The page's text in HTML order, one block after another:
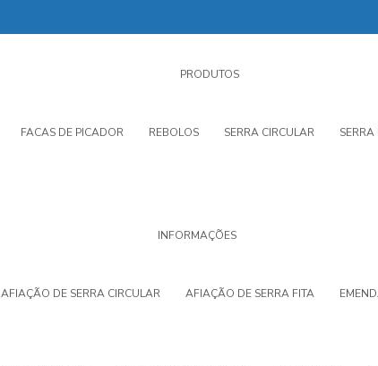
PRODUTOS
FACAS DE PICADOR REBOLOS SERRA CIRCULAR SERRA
INFORMAÇÕES
AFIAÇÃO DE SERRA CIRCULAR AFIAÇÃO DE SERRA FITA